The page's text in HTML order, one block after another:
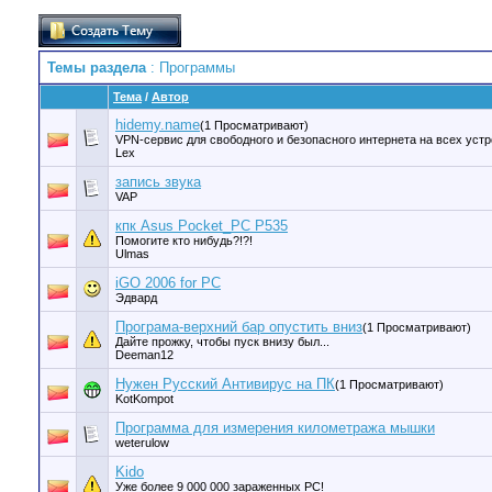
Темы раздела: Программы
Тема / Автор
hidemy.name(1 Просматривают)
VPN-сервис для свободного и безопасного интернета на всех
Lex
запись звука
VAP
кпк Asus Pocket_PC P535
Помогите кто нибудь?!?!
Ulmas
iGO 2006 for PC
Эдвард
Програма-верхний бар опустить вниз(1 Просматривают)
Дайте прожку, чтобы пуск внизу был...
Deeman12
Нужен Русский Антивирус на ПК(1 Просматривают)
KotKompot
Программа для измерения километража мышки
weterulow
Kido
Уже более 9 000 000 зараженных PC!